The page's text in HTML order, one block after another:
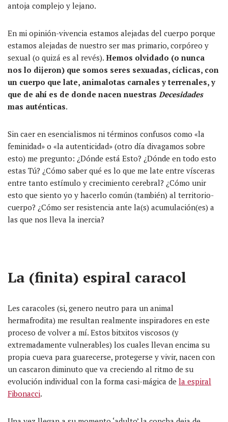
antoja complejo y lejano.
En mi opinión-vivencia estamos alejadas del cuerpo porque
estamos alejadas de nuestro ser mas primario, corpóreo y
sexual (o quizá es al revés). Hemos olvidado (o nunca
nos lo dijeron) que somos seres sexuadas, cíclicas, con
un cuerpo que late, animalotas carnales y terrenales, y
que de ahí es de donde nacen nuestras Decesidades
mas auténticas.
Sin caer en esencialismos ni términos confusos como «la
feminidad» o «la autenticidad» (otro día divagamos sobre
esto) me pregunto: ¿Dónde está Esto? ¿Dónde en todo esto
estas Tú? ¿Cómo saber qué es lo que me late entre vísceras
entre tanto estímulo y crecimiento cerebral? ¿Cómo unir
esto que siento yo y hacerlo común (también) al territorio-
cuerpo? ¿Cómo ser resistencia ante la(s) acumulación(es) a
las que nos lleva la inercia?
La (finita) espiral caracol
Les caracoles (si, genero neutro para un animal
hermafrodita) me resultan realmente inspiradores en este
proceso de volver a mí. Estos bitxitos viscosos (y
extremadamente vulnerables) los cuales llevan encima su
propia cueva para guarecerse, protegerse y vivir, nacen con
un cascaron diminuto que va creciendo al ritmo de su
evolución individual con la forma casi-mágica de la espiral
Fibonacci.